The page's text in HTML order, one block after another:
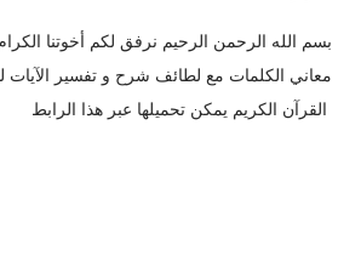
بسم الله الرحمن الرحيم نرفق لكم أخوتنا
معاني الكلمات مع لطائف شرح و تفسير
القرآن الكريم يمكن تحميلها عبر هذا الرابط